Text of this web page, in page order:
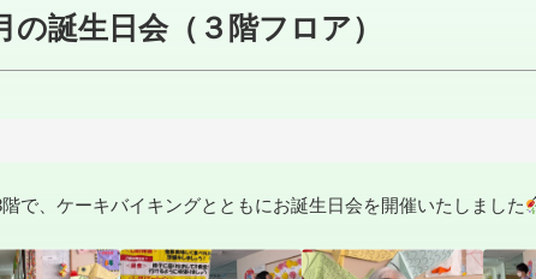
の誕生日会（３階フロア）
で、ケーキバイキングとともにお誕生日会を開催いたしました